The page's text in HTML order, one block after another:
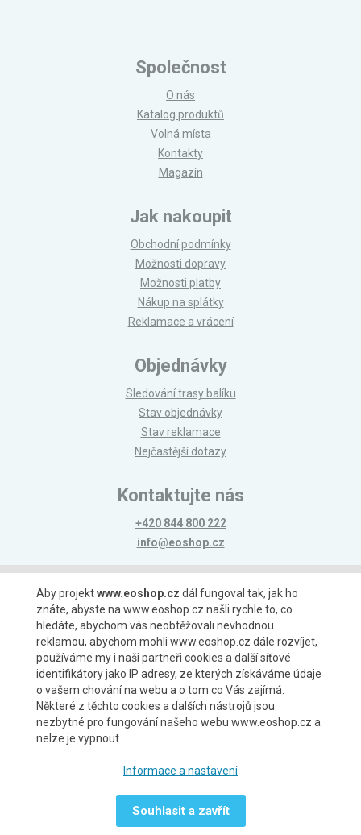
Společnost
O nás
Katalog produktů
Volná místa
Kontakty
Magazín
Jak nakoupit
Obchodní podmínky
Možnosti dopravy
Možnosti platby
Nákup na splátky
Reklamace a vrácení
Objednávky
Sledování trasy balíku
Stav objednávky
Stav reklamace
Nejčastější dotazy
Kontaktujte nás
+420 844 800 222
info@eoshop.cz
Možnosti platby
Možnosti dopravy
Aby projektwww.eoshop.cz dál fungoval tak, jak ho
znáte, abyste na www.eoshop.cz našli rychle to, co
hledáte, abychom vás neobtěžovali nevhodnou
reklamou, abychom mohli www.eoshop.cz dále rozvíjet,
používáme my i naši partneři cookies a další síťové
identifikátory jako IP adresy, ze kterých získáváme údaje
o vašem chování na webu a o tom co Vás zajímá.
Některé z těchto cookies a dalších nástrojů jsou
nezbytné pro fungování našeho webu www.eoshop.cz a
nelze je vypnout.
Informace a nastavení
Souhlasit a zavřít